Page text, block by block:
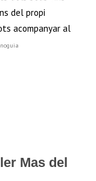
del propi
acompanyar al
Mas del